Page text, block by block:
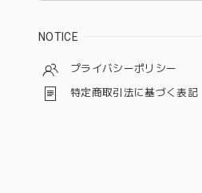
NOTICE
プライバシーポリシー
特定商取引法に基づく表記